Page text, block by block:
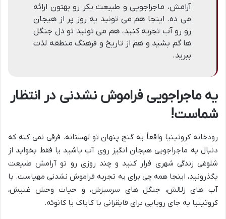
آرامش، ماجراجویی و طبیعت بکر رو بهتون ارائه
می ده. اینجا هم می تونید یه روز پر از هیجان
رو رو آب تجربه کنید، هم می تونید تو دل جنگل
ها گم بشید و هم از تاریخ و فرهنگ منطقه لذت
ببرید.
یه ماجراجویی فراموش نشدنی در انتظار
شماست!
رودخانه کروتینیا واقعاً یه گنج پنهان تو لهستانه. فرقی نمی کنه که
دنبال یه ماجراجویی هیجان انگیز روی آب باشید یا فقط بخواید از
شلوغی زندگی شهری فرار کنید و چند روزی رو تو آرامش طبیعت
بگذرونید، اینجا همه چی برای یه تجربه فراموش نشدنی مهیاست. با
آب های زلالش، جنگل های سرسبزش، و حیات وحش غنیش،
کروتینیا یه جای رویایی برای قایقرانی با کایاک یا کانوئه.